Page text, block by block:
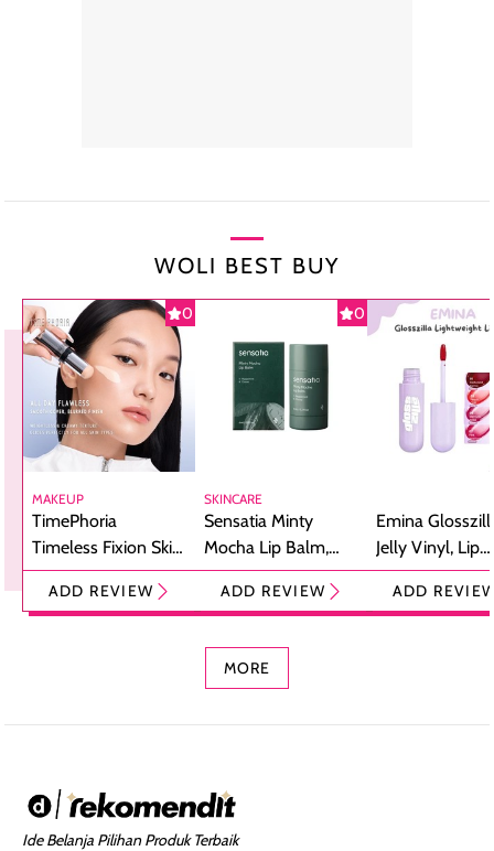
WOLI BEST BUY
0
MAKEUP
TimePhoria
Timeless Fixion Skin
Tint Stick,
Foundation dan
ADD REVIEW
0
SKINCARE
Sensatia Minty
Mocha Lip Balm,
Pelembap Bibir
dengan Aroma
ADD REVIEW
Emina
Jelly Vinyl, Lip
Cream Glossy
Ringan
ADD
MORE
Ide Belanja Pilihan Produk Terbaik